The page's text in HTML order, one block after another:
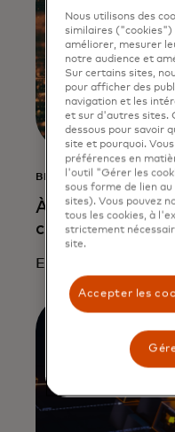
BLOG
À quoi s'attendre
crypto-
En savoir plus
Nous utilisons des
similaires ("cookies")
améliorer, mesurer
notre audience et
Sur certains sites,
pour afficher des
navigation et les
et sur d'autres sites.
dessous pour savoir
site et pourquoi.
préférences en
l'outil "Gérer les
sous forme de lien
sites). Vous pouvez
tous les cookies, à
strictement
site.
Accepter les